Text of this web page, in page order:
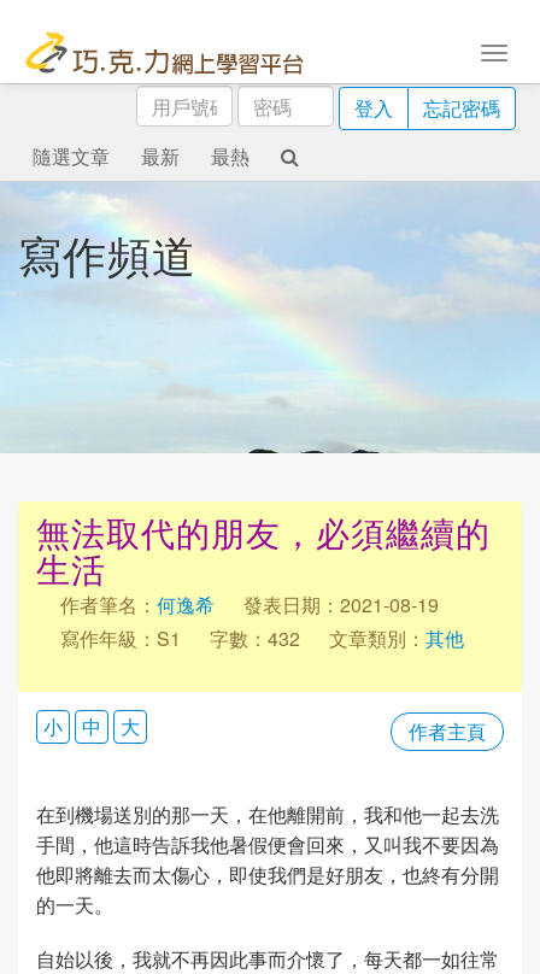
用
戶
號
碼
密
碼
登入
忘記密碼
隨選文章
最新 最熱
寫作頻道
無法取代的朋友，必須繼續的
生活
作者筆名： 何逸希
發表日期：2021-08-19
寫作年級：S1
字數：432 文章類別： 其他
作者主頁
小 中 大
在到機場送別的那一天，在他離開前，我和他一起去洗
手間，他這時告訴我他暑假便會回來，又叫我不要因為
他即將離去而太傷心，即使我們是好朋友，也終有分開
的一天。
自始以後，我就不再因此事而介懷了，每天都一如往常